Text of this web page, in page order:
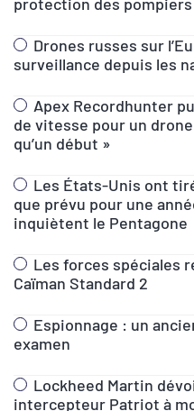
Drones russes sur
surveillance depuis les
Apex Recordhunter
de vitesse pour un
qu’un début »
Les États-Unis ont
que prévu pour une
inquiètent le Pentagone
Les forces spéciales
Caïman Standard 2
Espionnage : un
examen
Lockheed Martin
intercepteur Patriot à